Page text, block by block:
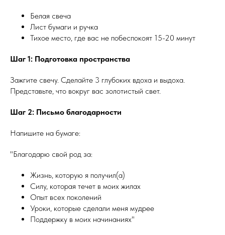
Белая свеча
Лист бумаги и ручка
Тихое место, где вас не побеспокоят 15-20 минут
Шаг 1: Подготовка пространства
Зажгите свечу. Сделайте 3 глубоких вдоха и выдоха.
Представьте, что вокруг вас золотистый свет.
Шаг 2: Письмо благодарности
Напишите на бумаге:
"Благодарю свой род за:
Жизнь, которую я получил(а)
Силу, которая течет в моих жилах
Опыт всех поколений
Уроки, которые сделали меня мудрее
Поддержку в моих начинаниях"